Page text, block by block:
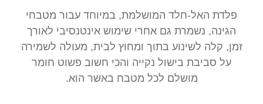
פלדת האל-חלד המושלמת, במיוחד עבור מטבחי
הגינה, נשמרת גם אחרי שימוש אינטנסיבי לאורך
זמן, קלה לשינוע בתוך ומחוץ לבית, מעולה לשמירה
על סביבת בישול נקייה והכי חשוב פשוט חומר
מושלם לכל מטבח באשר הוא.